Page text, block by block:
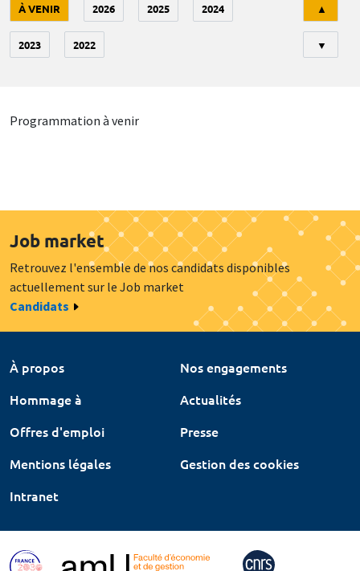
À VENIR 2026 2025 2024
2023 2022
▲
▼
Programmation à venir
Job market
Retrouvez l'ensemble de nos candidats disponibles
actuellement sur le Job market
Candidats
À propos
Nos engagements
Hommage à
Actualités
Offres d'emploi
Presse
Mentions légales
Gestion des cookies
Intranet